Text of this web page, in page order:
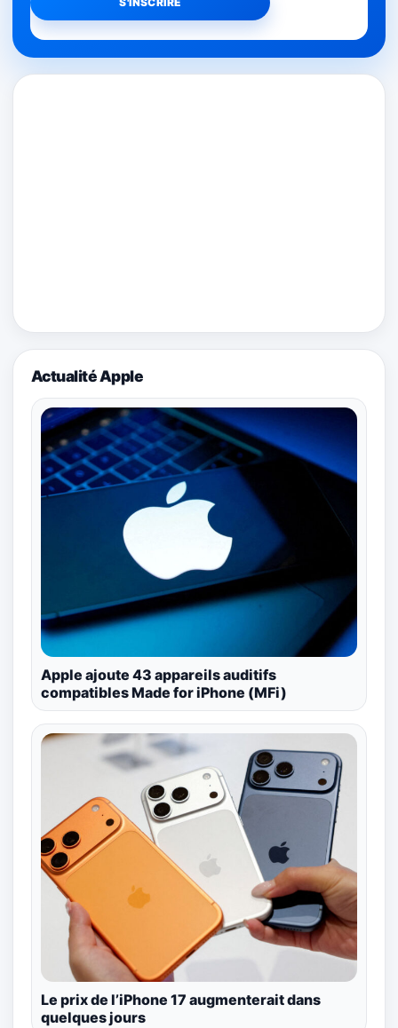
Actualité Apple
Apple ajoute 43 appareils auditifs
compatibles Made for iPhone (MFi)
Le prix de l’iPhone 17 augmenterait dans
quelques jours